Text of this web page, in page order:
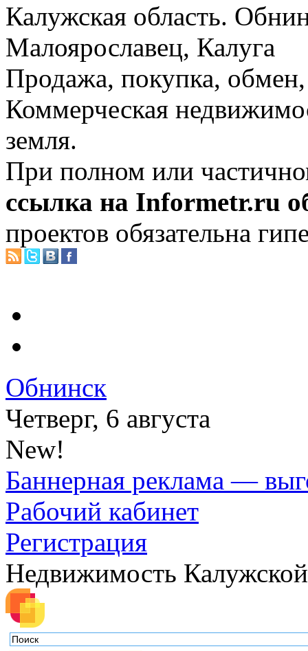
Калужская область.
Малоярославец, Калуга
Продажа, покупка, обмен,
Коммерческая
земля.
При полном или
ссылка на Informetr.ru
проектов обязательна
Обнинск
Четверг, 6 августа
New!
Баннерная реклама —
Рабочий кабинет
Регистрация
Недвижимость